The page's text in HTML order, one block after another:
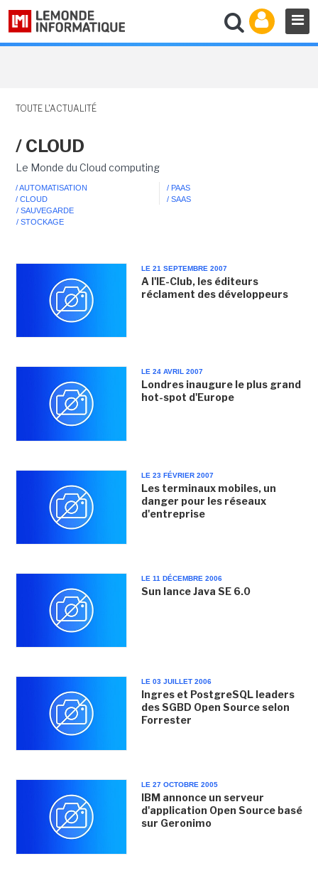
TOUTE L'ACTUALITÉ
/ CLOUD
Le Monde du Cloud computing
/ AUTOMATISATION
/ CLOUD
/ PAAS
/ SAAS
/ SAUVEGARDE
/ STOCKAGE
LE 21 SEPTEMBRE 2007
A l'IE-Club, les éditeurs
réclament des développeurs
LE 24 AVRIL 2007
Londres inaugure le plus grand
hot-spot d'Europe
LE 23 FÉVRIER 2007
Les terminaux mobiles, un
danger pour les réseaux
d'entreprise
LE 11 DÉCEMBRE 2006
Sun lance Java SE 6.0
LE 03 JUILLET 2006
Ingres et PostgreSQL leaders
des SGBD Open Source selon
Forrester
LE 27 OCTOBRE 2005
IBM annonce un serveur
d'application Open Source basé
sur Geronimo